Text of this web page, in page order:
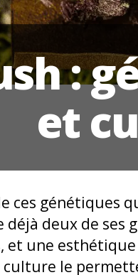
:
et
ces génétiques
déjà deux de ses
et une
le